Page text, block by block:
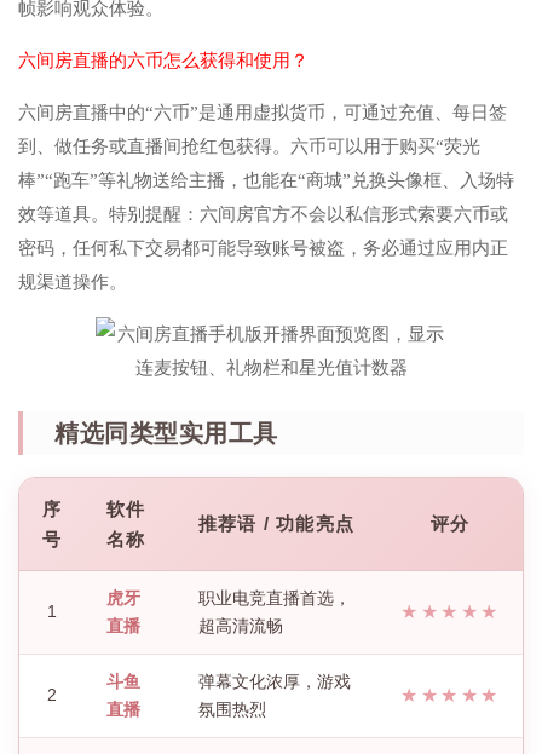
帧影响观众体验。
六间房直播的六币怎么获得和使用？
六间房直播中的“六币”是通用虚拟货币，可通过充值、每日签
到、做任务或直播间抢红包获得。六币可以用于购买“荧光
棒”“跑车”等礼物送给主播，也能在“商城”兑换头像框、入场特
效等道具。特别提醒：六间房官方不会以私信形式索要六币或
密码，任何私下交易都可能导致账号被盗，务必通过应用内正
规渠道操作。
精选同类型实用工具
序
号
软件
名称
推荐语 / 功能亮点 评分
1
虎牙
直播
职业电竞直播首选，
超高清流畅
★★★★★
2
斗鱼
直播
弹幕文化浓厚，游戏
氛围热烈
★★★★★